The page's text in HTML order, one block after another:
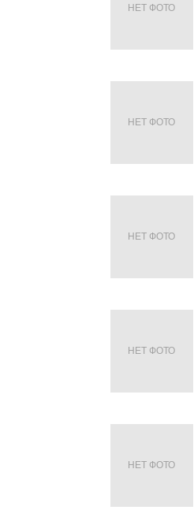
НЕТ ФОТО
НЕТ ФОТО
НЕТ ФОТО
НЕТ ФОТО
НЕТ ФОТО